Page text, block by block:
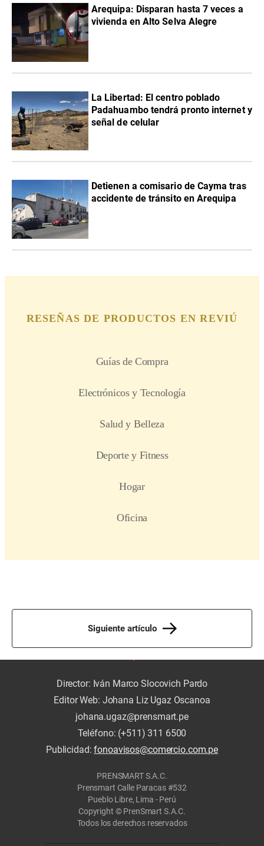
Arequipa: Disparan hasta 7 veces a
vivienda en Alto Selva Alegre
La Libertad: El centro poblado
Padahuambo tendrá pronto internet y
señal de celular
Detienen a comisario de Cayma tras
accidente de tránsito en Arequipa
Siguiente artículo
Director: Iván Marco Slocovich Pardo
Editor Web: Johana Liz Ugaz Oscanoa
johana.ugaz@prensmart.pe
Teléfono: (+511) 311 6500
Publicidad:fonoavisos@comercio.com.pe
PRENSMART S.A.C.
Prensmart Calle Paracas #532
Pueblo Libre, Lima - Perú
Copyright © PrenSmart S.A.C.
Todos los derechos reservados